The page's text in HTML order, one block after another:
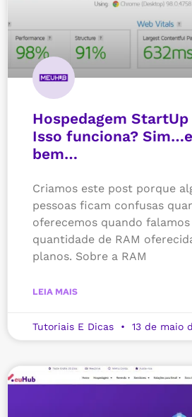
Hospedagem StartUp
Isso funciona?
bem…
Criamos este post porque
pessoas ficam confusas
oferecemos quando falamos
quantidade de RAM
planos. Sobre a RAM
LEIA MAIS
Tutoriais E Dicas 13 de maio